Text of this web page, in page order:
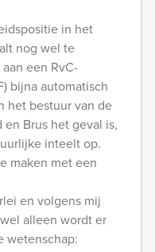
in het
nog wel te
een RvC-
bijna automatisch
het bestuur van de
en Brus het geval is,
inteelt op.
maken met een
en volgens mij
alleen wordt er
wetenschap: